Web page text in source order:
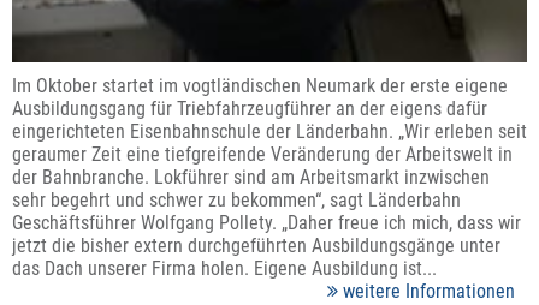
Im Oktober startet im vogtländischen Neumark der erste eigene
Ausbildungsgang für Triebfahrzeugführer an der eigens dafür
eingerichteten Eisenbahnschule der Länderbahn. „Wir erleben seit
geraumer Zeit eine tiefgreifende Veränderung der Arbeitswelt in
der Bahnbranche. Lokführer sind am Arbeitsmarkt inzwischen
sehr begehrt und schwer zu bekommen“, sagt Länderbahn
Geschäftsführer Wolfgang Pollety. „Daher freue ich mich, dass wir
jetzt die bisher extern durchgeführten Ausbildungsgänge unter
das Dach unserer Firma holen. Eigene Ausbildung ist...
weitere Informationen